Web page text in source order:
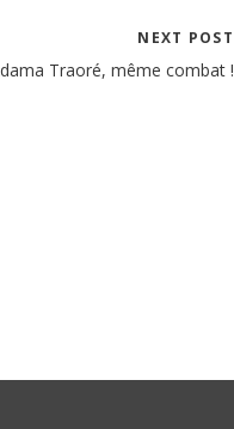
NEXT POST
Traoré, même combat !